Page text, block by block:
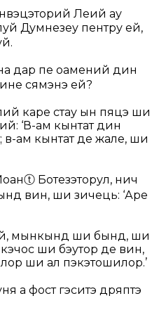
Леӂий ау
Думнезеу пентру ей,
дар пе оамений дин
сямэнэ ей?
каре стау ын пяцэ ши
‘В-ам кынтат дин
ам кынтат де жале, ши
ⓣ Ботезэторул, нич
вин, ши зичець: ‘Аре
мынкынд ши бынд, ши
ши бэутор де вин,
ши ал пэкэтошилор.’
а фост гэситэ дряптэ